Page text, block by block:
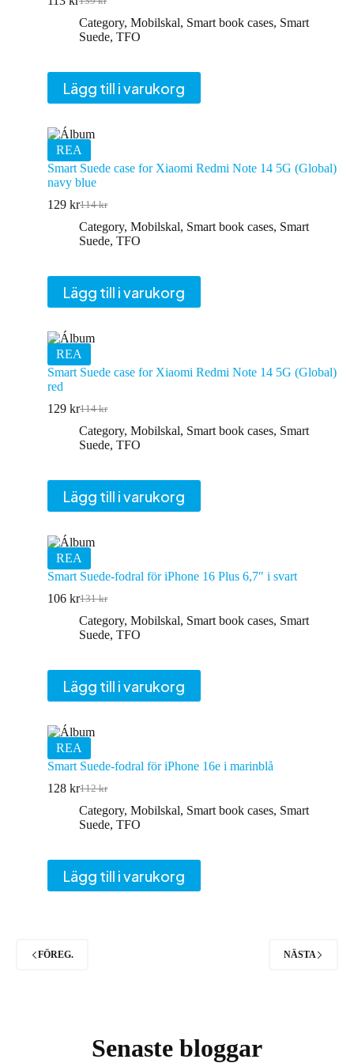
Det
ursprungliga
priset
Det
nuvarande
priset
Category, Mobilskal, Smart book cases, Smart
Suede, TFO
Lägg till i varukorg
REA
Smart Suede case for Xiaomi Redmi Note 14 5G (Global)
navy blue
114kr
Det
ursprungliga
priset
129 krDet
nuvarande
priset
Category, Mobilskal, Smart book cases, Smart
Suede, TFO
Lägg till i varukorg
REA
Smart Suede case for Xiaomi Redmi Note 14 5G (Global)
red
114kr
Det
ursprungliga
priset
129 krDet
nuvarande
priset
Category, Mobilskal, Smart book cases, Smart
Suede, TFO
Lägg till i varukorg
REA
Smart Suede-fodral för iPhone 16 Plus 6,7″ i svart
131kr
Det
ursprungliga
priset
106 krDet
nuvarande
priset
Category, Mobilskal, Smart book cases, Smart
Suede, TFO
Lägg till i varukorg
REA
Smart Suede-fodral för iPhone 16e i marinblå
112kr
Det
ursprungliga
priset
128 krDet
nuvarande
priset
Category, Mobilskal, Smart book cases, Smart
Suede, TFO
Lägg till i varukorg
FÖREG. NÄSTA
Senaste bloggar